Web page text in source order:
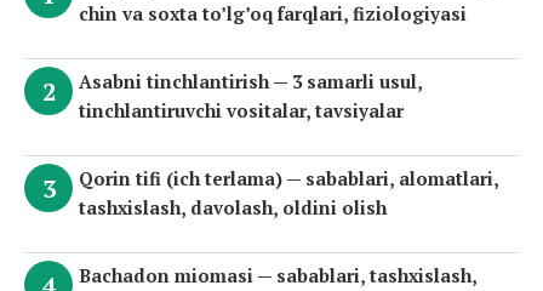
chin va soxta to’lg’oq farqlari, fiziologiyasi
Asabni tinchlantirish — 3 samarli usul,
tinchlantiruvchi vositalar, tavsiyalar
Qorin tifi (ich terlama) — sabablari, alomatlari,
tashxislash, davolash, oldini olish
Bachadon miomasi — sabablari, tashxislash,